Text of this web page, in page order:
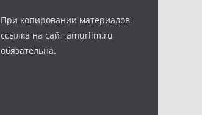
При копировании материалов
ссылка на сайт amurlim.ru
обязательна.